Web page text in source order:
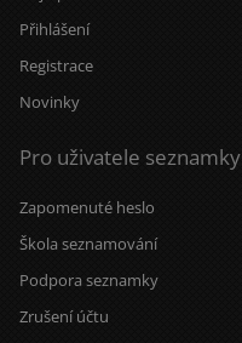
Přihlášení
Registrace
Novinky
Pro uživatele seznamky
Zapomenuté heslo
Škola seznamování
Podpora seznamky
Zrušení účtu